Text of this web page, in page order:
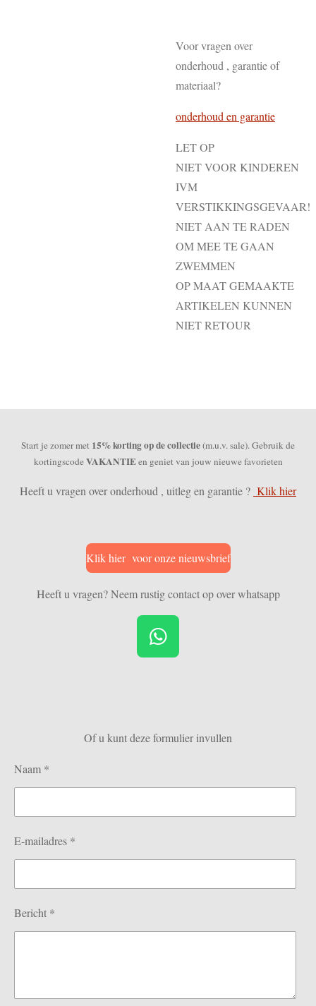
Voor vragen over
onderhoud , garantie of
materiaal?
onderhoud en garantie
LET OP
NIET VOOR KINDEREN
IVM
VERSTIKKINGSGEVAAR!
NIET AAN TE RADEN
OM MEE TE GAAN
ZWEMMEN
OP MAAT GEMAAKTE
ARTIKELEN KUNNEN
NIET RETOUR
Start je zomer met 15% korting op de collectie(m.u.v. sale). Gebruik de
kortingscodeVAKANTIEen geniet van jouw nieuwe favorieten
Heeft u vragen over onderhoud , uitleg en garantie ? Klik hier
Klik hier voor onze nieuwsbrief
Heeft u vragen? Neem rustig contact op over whatsapp
W
h
A
p
Of u kunt deze formulier invullen
Naam *
E-mailadres *
Bericht *